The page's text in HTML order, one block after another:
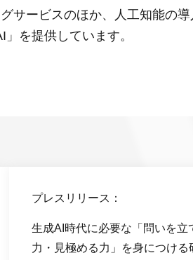
サービスのほか、人工知能の
を提供しています。
プレスリリース：
生成AI時代に必要な「問いを立
力・見極める力」を身につける